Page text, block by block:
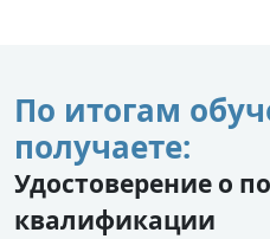
По итогам
получаете:
Удостоверение о
квалификации